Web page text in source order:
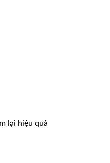
lại hiệu quả